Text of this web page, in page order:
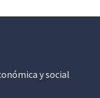
y social